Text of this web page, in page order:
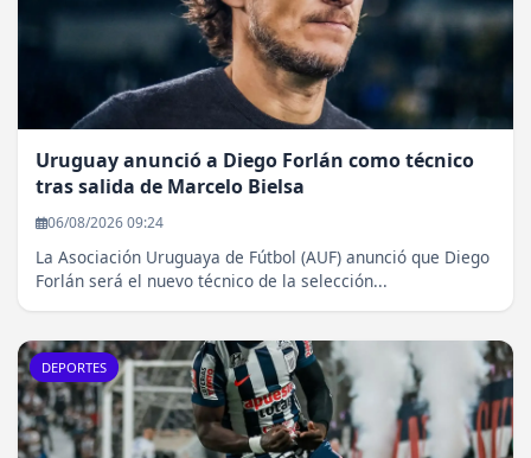
Uruguay anunció a Diego Forlán como técnico
tras salida de Marcelo Bielsa
06/08/2026 09:24
La Asociación Uruguaya de Fútbol (AUF) anunció que Diego
Forlán será el nuevo técnico de la selección...
DEPORTES